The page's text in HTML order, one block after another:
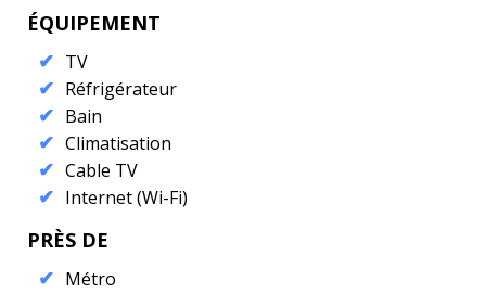
ÉQUIPEMENT
TV
Réfrigérateur
Bain
Climatisation
Cable TV
Internet (Wi-Fi)
PRÈS DE
Métro